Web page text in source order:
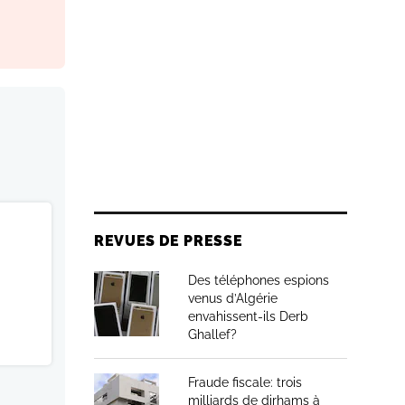
REVUES DE PRESSE
Des téléphones espions
venus d’Algérie
envahissent-ils Derb
Ghallef?
Fraude fiscale: trois
milliards de dirhams à